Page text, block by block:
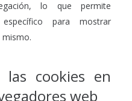
lo que permite
para mostrar
mismo.
las cookies en
web